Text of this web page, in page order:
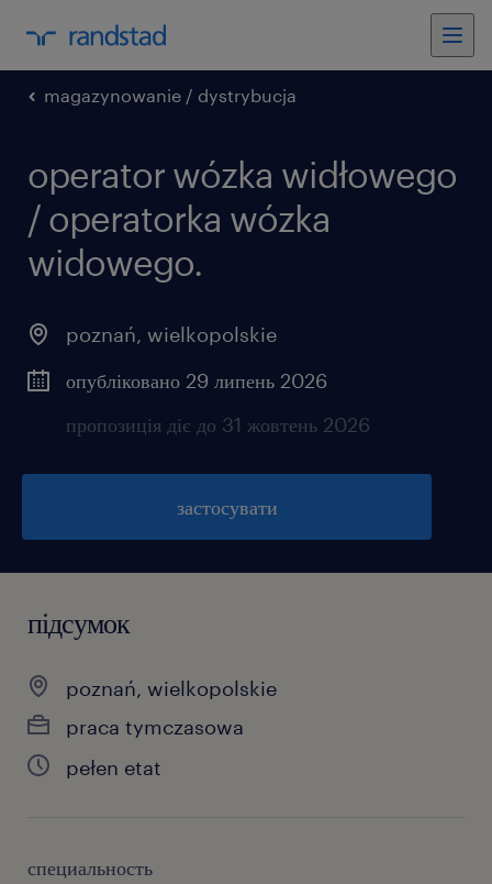
magazynowanie / dystrybucja
operator wózka widłowego
/ operatorka wózka
widowego.
poznań, wielkopolskie
опубліковано 29 липень 2026
пропозиція діє до 31 жовтень 2026
застосувати
підсумок
poznań, wielkopolskie
praca tymczasowa
pełen etat
специальность